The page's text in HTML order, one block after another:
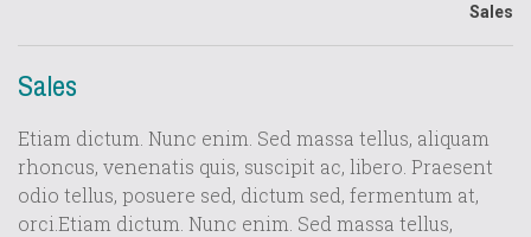
Sales
Sales
Etiam dictum. Nunc enim. Sed massa tellus, aliquam
rhoncus, venenatis quis, suscipit ac, libero. Praesent
odio tellus, posuere sed, dictum sed, fermentum at,
orci.Etiam dictum. Nunc enim. Sed massa tellus,